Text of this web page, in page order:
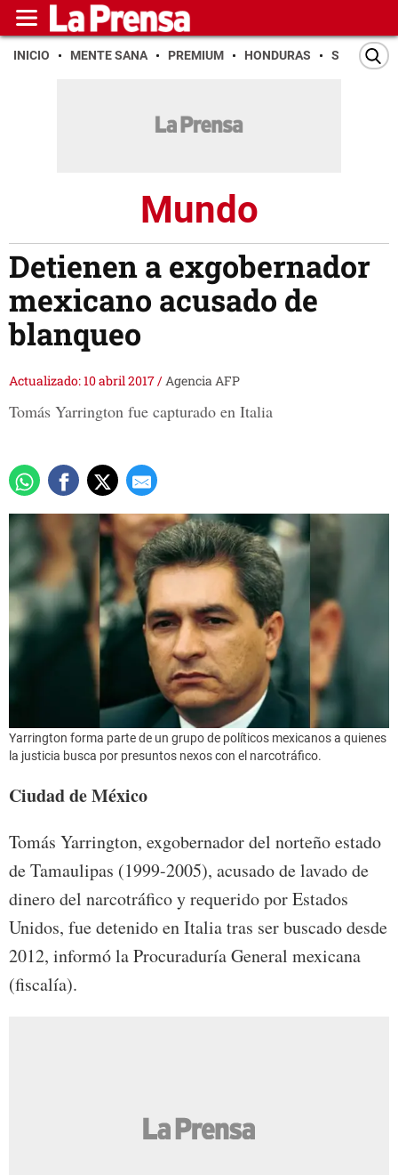
INICIO MENTE SANA PREMIUM HONDURAS SAN PEDRO
Mundo
Detienen a exgobernador
mexicano acusado de
blanqueo
Actualizado: 10 abril 2017/Agencia AFP
Tomás Yarrington fue capturado en Italia
Yarrington forma parte de un grupo de políticos mexicanos a quienes
la justicia busca por presuntos nexos con el narcotráfico.
Ciudad de México
Tomás Yarrington, exgobernador del norteño estado
de Tamaulipas (1999-2005), acusado de lavado de
dinero del narcotráfico y requerido por Estados
Unidos, fue detenido en Italia tras ser buscado desde
2012, informó la Procuraduría General mexicana
(fiscalía).